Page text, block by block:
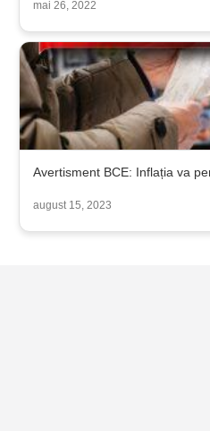
mai 26, 2022
Avertisment BCE: Inflația va
august 15, 2023